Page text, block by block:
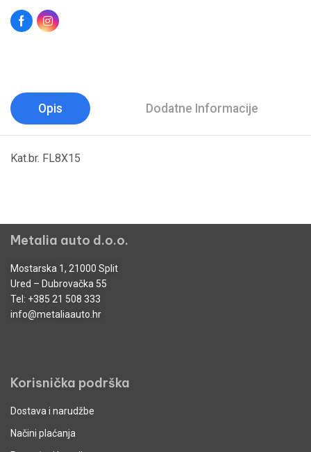
Opis Dodatne Informacije
Kat.br. FL8X15
Metalia auto d.o.o.
Mostarska 1, 21000 Split
Ured – Dubrovačka 55
Tel: +385 21 508 333
info@metaliaauto.hr
Korisnička podrška
Dostava i narudžbe
Načini plaćanja